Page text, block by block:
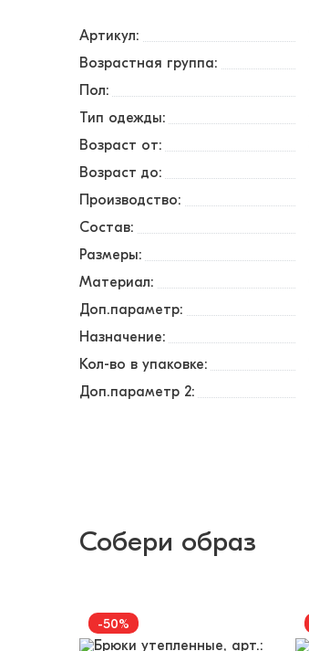
Артикул:
Возрастная группа:
Пол:
Тип одежды:
Возраст от:
Возраст до:
Производство:
Состав:
Размеры:
Материал:
Доп.параметр:
Назначение:
Кол-во в упаковке:
Доп.параметр 2:
Собери образ
-50%